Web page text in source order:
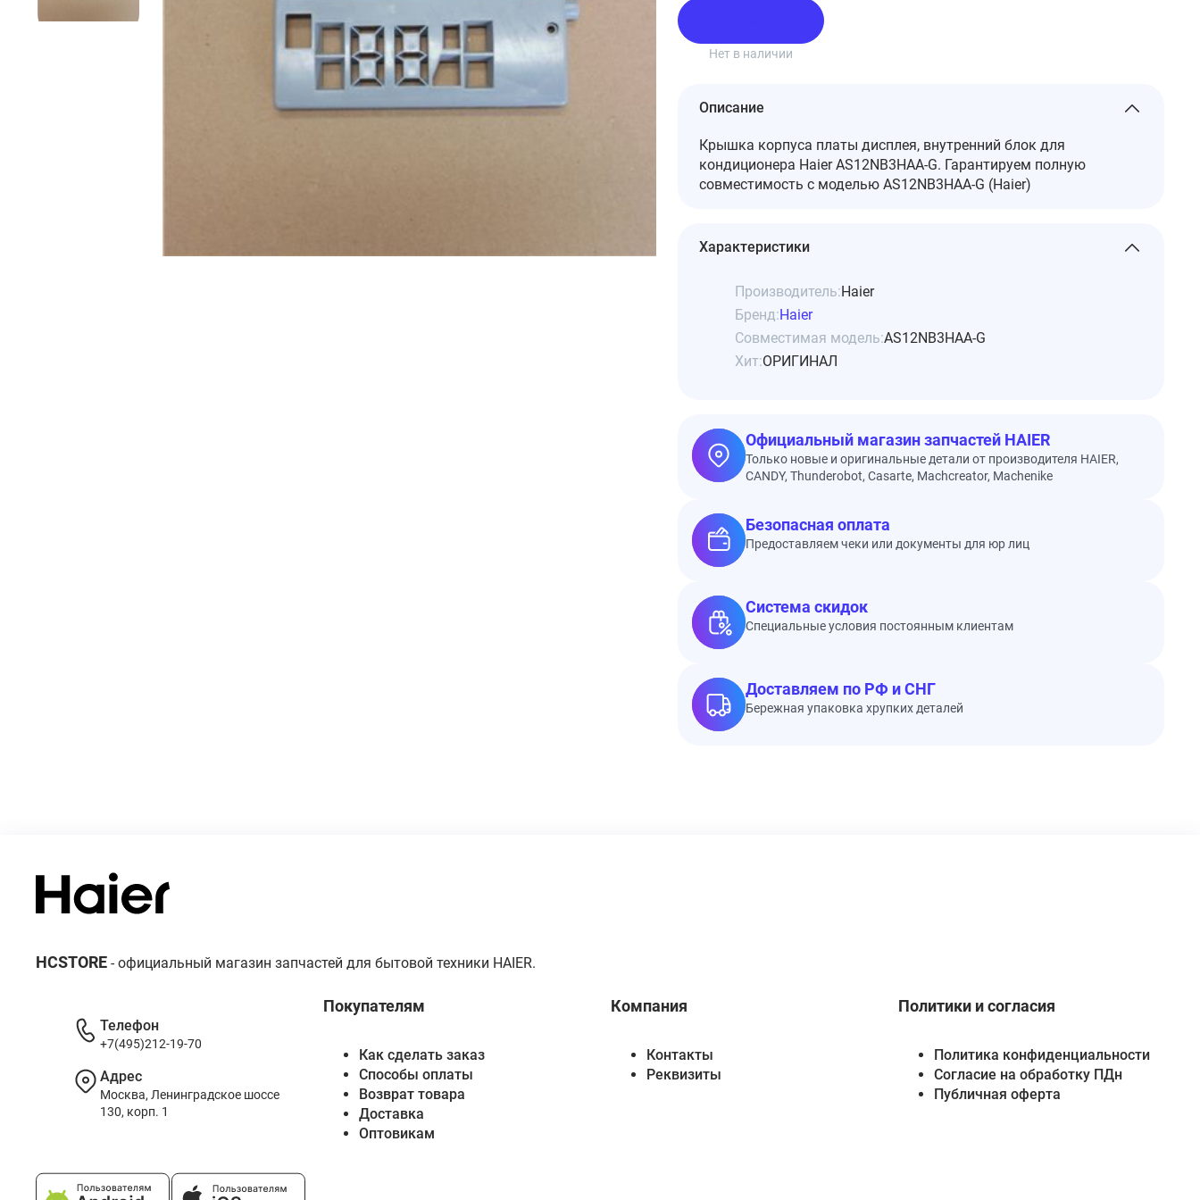
Нет в наличии
Описание
Крышка корпуса платы дисплея, внутренний блок для
кондиционера Haier AS12NB3HAA-G. Гарантируем полную
совместимость с моделью AS12NB3HAA-G (Haier)
Характеристики
Производитель:Haier
Бренд:Haier
Совместимая модель:AS12NB3HAA-G
Хит:ОРИГИНАЛ
Официальный магазин запчастей HAIER
Только новые и оригинальные детали от производителя HAIER,
CANDY, Thunderobot, Casarte, Machcreator, Machenike
Безопасная оплата
Предоставляем чеки или документы для юр лиц
Система скидок
Специальные условия постоянным клиентам
Доставляем по РФ и СНГ
Бережная упаковка хрупких деталей
HCSTORE - официальный магазин запчастей для бытовой техники HAIER.
Покупателям
Как сделать заказ
Способы оплаты
Возврат товара
Доставка
Оптовикам
Компания
Контакты
Реквизиты
Политики и согласия
Политика конфиденциальности
Согласие на обработку ПДн
Публичная оферта
Телефон
+7(495)212-19-70
Адрес
Москва, Ленинградское шоссе
130, корп. 1